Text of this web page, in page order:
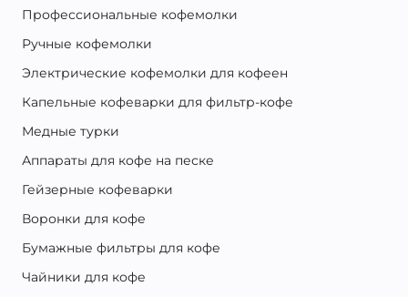
Профессиональные кофемолки
Ручные кофемолки
Электрические кофемолки для кофеен
Капельные кофеварки для фильтр-кофе
Медные турки
Аппараты для кофе на песке
Гейзерные кофеварки
Воронки для кофе
Бумажные фильтры для кофе
Чайники для кофе